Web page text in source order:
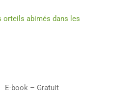
orteils abimés dans les
E-book – Gratuit